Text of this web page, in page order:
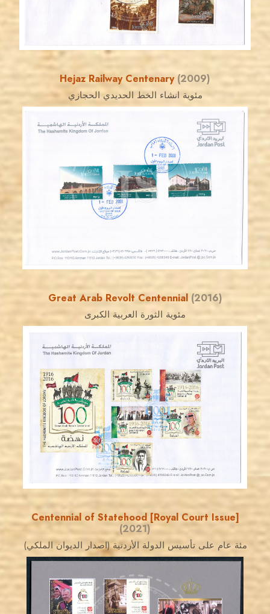
EST. 2007
Hejaz Railway Centenary (2009)
مئوية انشاء الخط الحديدي الحجازي
JS
JORDANSTAMPS.COM
Great Arab Revolt Centennial (2016)
مئوية الثورة العربية الكبرى
JS
JORDANSTAMPS.COM
EST. 2007
Centennial of Statehood [Royal Court Issue]
(2021)
مئة عام على تأسيس الدولة الأردنية (اصدار الديوان الملكي)
JORDANSTAMPS.COM